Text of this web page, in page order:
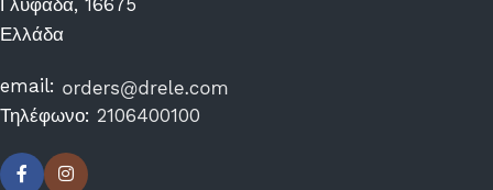
Γλυφάδα, 16675
Ελλάδα
email:
Τηλέφωνο: 2106400100